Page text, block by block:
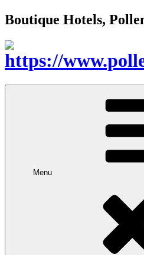
Boutique Hotels,
Menu